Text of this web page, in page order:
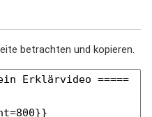
betrachten und kopieren.